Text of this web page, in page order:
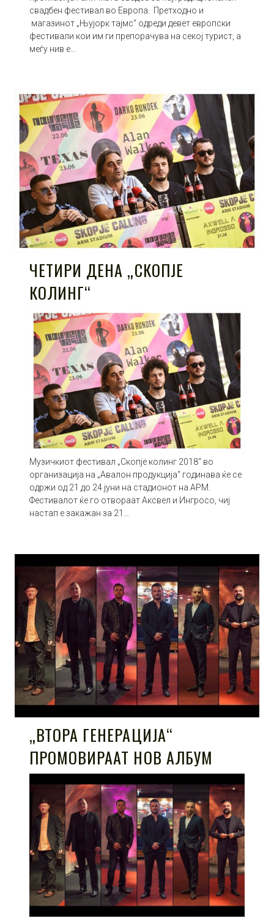
свадбен фестивал во Европа. Претходно и
магазинот „Њујорк тајмс“ одреди девет европски
фестивали кои им ги препорачува на секој турист, а
меѓу нив е…
ЧЕТИРИ ДЕНА „СКОПЈЕ
КОЛИНГ“
Музичкиот фестивал „Скопје колинг 2018“ во
организација на „Авалон продукција“ годинава ќе се
одржи од 21 до 24 јуни на стадионот на АРМ.
Фестивалот ќе го отвораат Аксвел и Ингросо, чиј
настап е закажан за 21…
„ВТОРА ГЕНЕРАЦИЈА“
ПРОМОВИРААТ НОВ АЛБУМ